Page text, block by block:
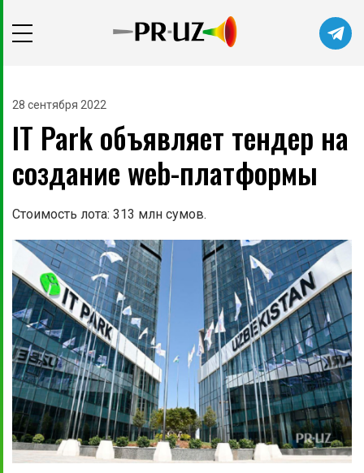
28 сентября 2022
IT Park объявляет тендер на
создание web-платформы
Стоимость лота: 313 млн сумов.